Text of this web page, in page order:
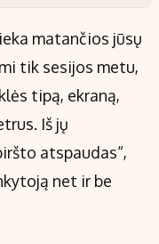
matančios jūsų
tik sesijos metu,
tipą, ekraną,
Iš jų
atspaudas“,
net ir be